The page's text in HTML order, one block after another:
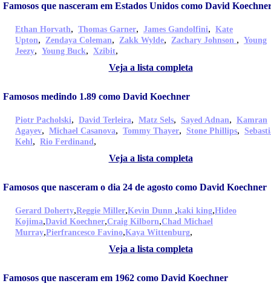
Famosos que nasceram em Estados Unidos como David
Ethan Horvath, Thomas Garner, James Gandolfini, Kate
Upton, Zendaya Coleman, Zakk Wylde, Zachary Johnson , Young
Jeezy, Young Buck, Xzibit,
Veja a lista completa
Famosos medindo 1.89 como David Koechner
Piotr Pacholski, David Terleira, Matz Sels, Sayed Adnan, Kamran
Agayev, Michael Casanova, Tommy Thayer, Stone Phillips,
Kehl, Rio Ferdinand,
Veja a lista completa
Famosos que nasceram o dia 24 de agosto como David Koechner
Gerard Doherty,Reggie Miller,Kevin Dunn ,kaki king,Hideo
Kojima,David Koechner,Craig Kilborn,Chad Michael
Murray,Pierfrancesco Favino,Kaya Wittenburg,
Veja a lista completa
Famosos que nasceram em 1962 como David Koechner